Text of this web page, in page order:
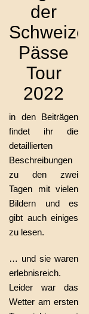
der
Schweizer
Pässe
Tour
2022
in den Beiträgen
findet ihr die
detaillierten
Beschreibungen
zu den zwei
Tagen mit vielen
Bildern und es
gibt auch einiges
zu lesen.
… und sie waren
erlebnisreich.
Leider war das
Wetter am ersten